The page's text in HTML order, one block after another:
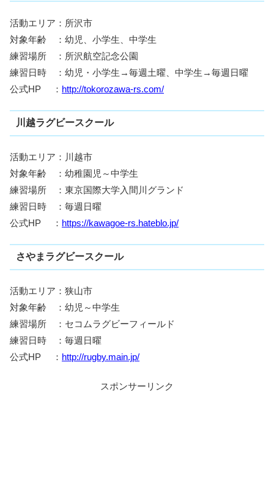
活動エリア：所沢市
対象年齢 ：幼児、小学生、中学生
練習場所 ：所沢航空記念公園
練習日時 ：幼児・小学生→毎週土曜、中学生→毎週日曜
公式HP ： http://tokorozawa-rs.com/
川越ラグビースクール
活動エリア：川越市
対象年齢 ：幼稚園児～中学生
練習場所 ：東京国際大学入間川グランド
練習日時 ：毎週日曜
公式HP ： https://kawagoe-rs.hateblo.jp/
さやまラグビースクール
活動エリア：狭山市
対象年齢 ：幼児～中学生
練習場所 ：セコムラグビーフィールド
練習日時 ：毎週日曜
公式HP ： http://rugby.main.jp/
スポンサーリンク